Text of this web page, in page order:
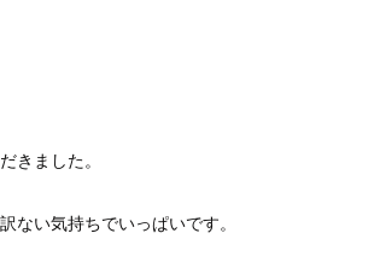
きました。
ない気持ちでいっぱいです。